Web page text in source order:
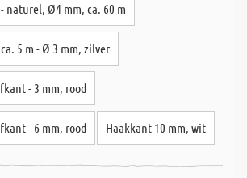
naturel, Ø4 mm, ca. 60 m
5 m - Ø 3 mm, zilver
- 3 mm, rood
- 6 mm, rood Haakkant 10 mm, wit